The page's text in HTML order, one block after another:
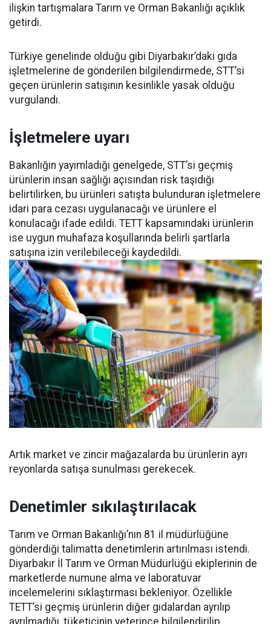
ilişkin tartışmalara Tarım ve Orman Bakanlığı açıklık
getirdi.
Türkiye genelinde olduğu gibi Diyarbakır’daki gıda
işletmelerine de gönderilen bilgilendirmede, STT’si
geçen ürünlerin satışının kesinlikle yasak olduğu
vurgulandı.
İşletmelere uyarı
Bakanlığın yayımladığı genelgede, STT’si geçmiş
ürünlerin insan sağlığı açısından risk taşıdığı
belirtilirken, bu ürünleri satışta bulunduran işletmelere
idari para cezası uygulanacağı ve ürünlere el
konulacağı ifade edildi. TETT kapsamındaki ürünlerin
ise uygun muhafaza koşullarında belirli şartlarla
satışına izin verilebileceği kaydedildi.
Artık market ve zincir mağazalarda bu ürünlerin ayrı
reyonlarda satışa sunulması gerekecek.
Denetimler sıkılaştırılacak
Tarım ve Orman Bakanlığı’nın 81 il müdürlüğüne
gönderdiği talimatta denetimlerin artırılması istendi.
Diyarbakır İl Tarım ve Orman Müdürlüğü ekiplerinin de
marketlerde numune alma ve laboratuvar
incelemelerini sıklaştırması bekleniyor. Özellikle
TETT’si geçmiş ürünlerin diğer gıdalardan ayrılıp